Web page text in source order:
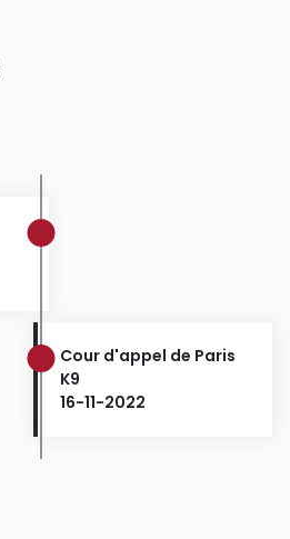
Cour d'appel de Paris
K9
16-11-2022